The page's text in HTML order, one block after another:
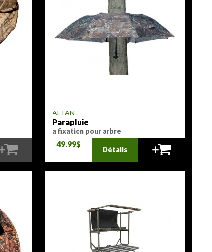
ALTAN
Parapluie
a fixation pour arbre
49.99$
Détails